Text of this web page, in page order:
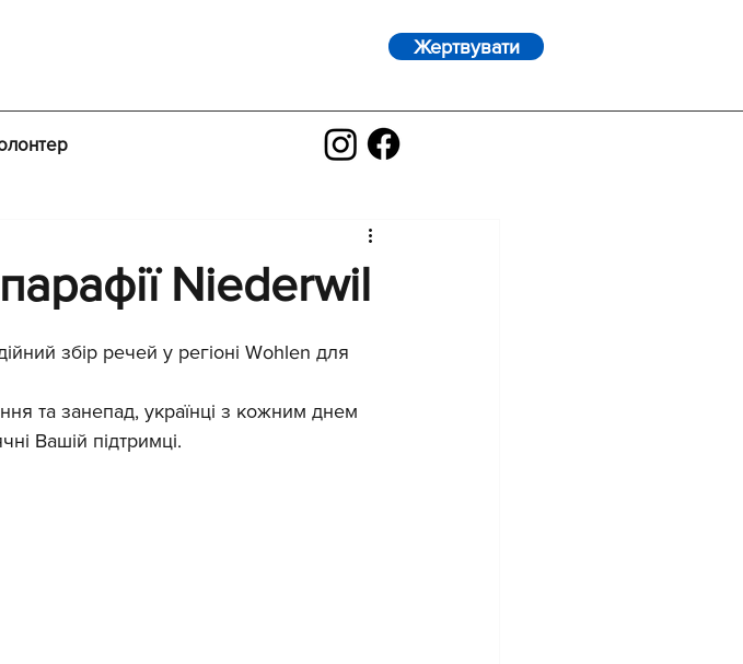
Жертвувати
Niederwil
збір речей у регіоні Wohlen для
та занепад, українці з кожним днем
Вашій підтримці.